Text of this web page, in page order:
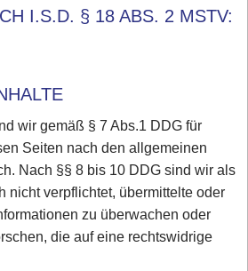
I.S.D. § 18 ABS. 2 MSTV:
wir gemäß § 7 Abs.1 DDG für
Seiten nach den allgemeinen
Nach §§ 8 bis 10 DDG sind wir als
nicht verpflichtet, übermittelte oder
zu überwachen oder
die auf eine rechtswidrige